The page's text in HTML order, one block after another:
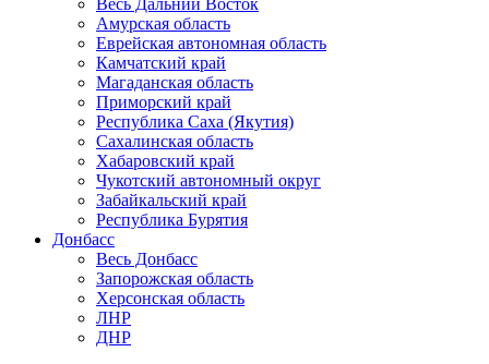
Весь Дальний Восток
Амурская область
Еврейская автономная область
Камчатский край
Магаданская область
Приморский край
Республика Саха (Якутия)
Сахалинская область
Хабаровский край
Чукотский автономный округ
Забайкальский край
Республика Бурятия
Донбасс
Весь Донбасс
Запорожская область
Херсонская область
ЛНР
ДНР